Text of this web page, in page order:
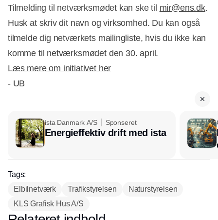
Tilmelding til netværksmødet kan ske til mir@ens.dk.
Husk at skriv dit navn og virksomhed. Du kan også
tilmelde dig netværkets mailingliste, hvis du ikke kan
komme til netværksmødet den 30. april.
Læs mere om initiativet her
- UB
ista Danmark A/S Sponseret
Energieffektiv drift med ista
Tags:
Elbilnetværk
Trafikstyrelsen
Naturstyrelsen
KLS Grafisk Hus A/S